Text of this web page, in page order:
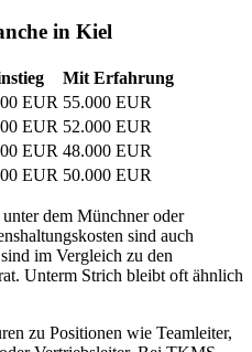
in Kiel
Mit Erfahrung
EUR 55.000 EUR
EUR 52.000 EUR
EUR 48.000 EUR
EUR 50.000 EUR
dem Münchner oder
sind auch
im Vergleich zu den
Unterm Strich bleibt oft ähnlich
zu Positionen wie Teamleiter,